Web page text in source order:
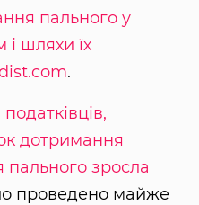
пального у
і шляхи їх
.
дотримання
пального зросла
проведено майже